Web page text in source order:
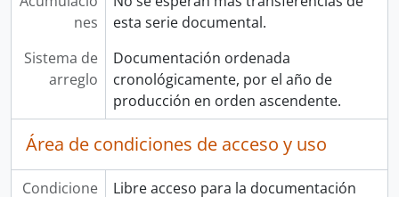
nes
esta serie documental.
Sistema de
arreglo
Documentación ordenada
cronológicamente, por el año de
producción en orden ascendente.
Área de condiciones de acceso y uso
Condicione Libre acceso para la documentación